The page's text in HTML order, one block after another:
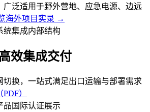
广泛适用于野外营地、应急电源、边远
海外项目实录 →
效集成交付
切换，一站式满足出口运输与部署需求
）